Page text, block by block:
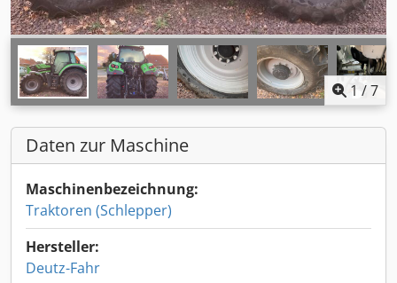
1/7
Daten zur Maschine
Maschinenbezeichnung:
Traktoren (Schlepper)
Hersteller:
Deutz-Fahr